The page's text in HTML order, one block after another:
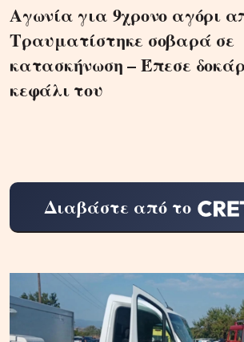
Αγωνία για 9χρονο αγόρι
Τραυματίστηκε σοβαρά σε
κατασκήνωση – Έπεσε
κεφάλι του
Διαβάστε από το